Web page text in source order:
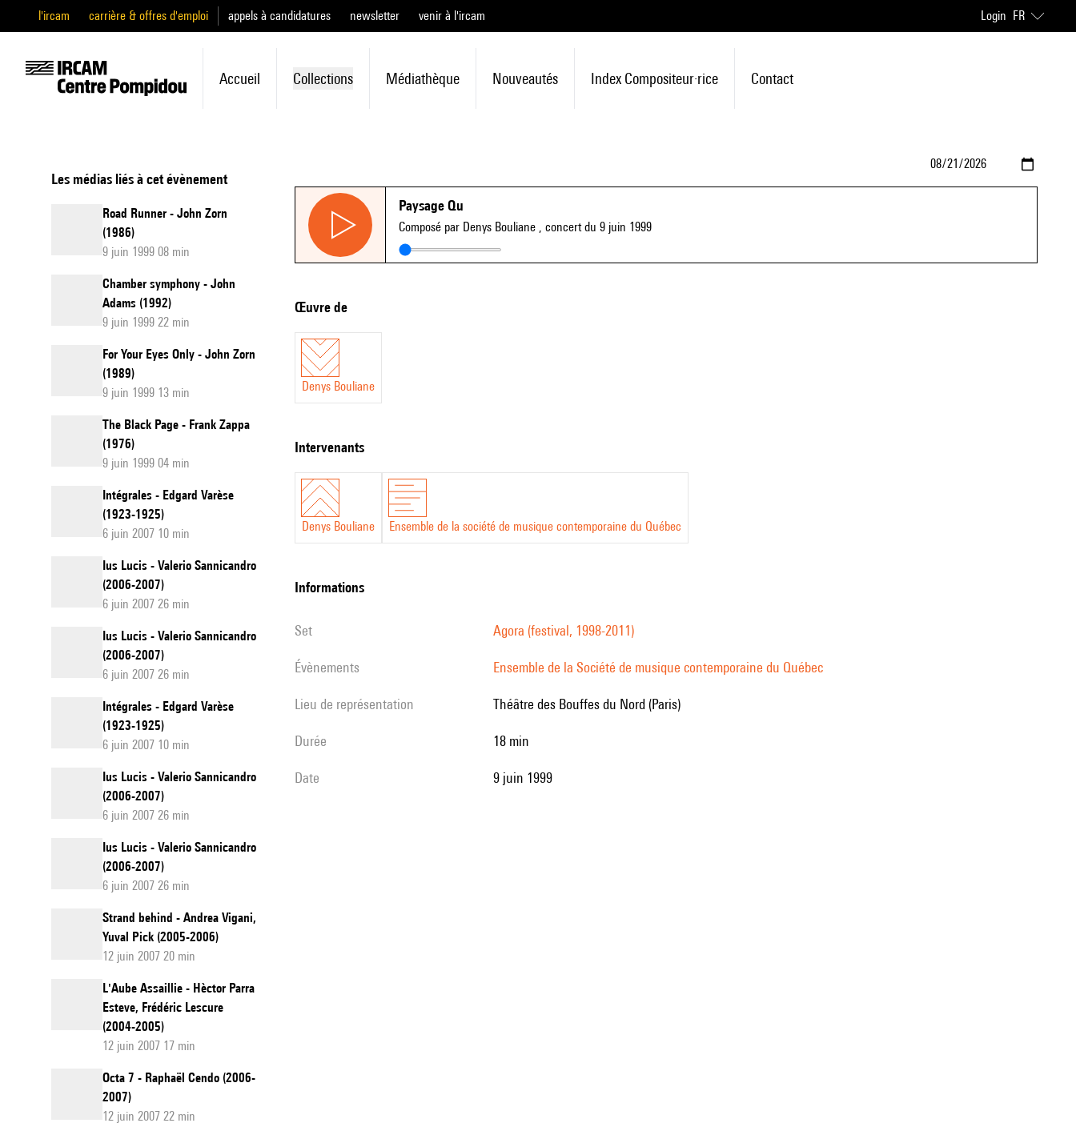
l'ircam carrière & offres d'emploi appels à candidatures newsletter venir à l'ircam Login FR
Accueil Collections Médiathèque Nouveautés Index Compositeur·rice Contact
Les médias liés à cet évènement
Road Runner - John Zorn
(1986)
9 juin 1999 08 min
Chamber symphony - John
Adams (1992)
9 juin 1999 22 min
For Your Eyes Only - John Zorn
(1989)
9 juin 1999 13 min
The Black Page - Frank Zappa
(1976)
9 juin 1999 04 min
Intégrales - Edgard Varèse
(1923-1925)
6 juin 2007 10 min
Ius Lucis - Valerio Sannicandro
(2006-2007)
6 juin 2007 26 min
Ius Lucis - Valerio Sannicandro
(2006-2007)
6 juin 2007 26 min
Intégrales - Edgard Varèse
(1923-1925)
6 juin 2007 10 min
Ius Lucis - Valerio Sannicandro
(2006-2007)
6 juin 2007 26 min
Ius Lucis - Valerio Sannicandro
(2006-2007)
6 juin 2007 26 min
Strand behind - Andrea Vigani,
Yuval Pick (2005-2006)
12 juin 2007 20 min
L'Aube Assaillie - Hèctor Parra
Esteve, Frédéric Lescure
(2004-2005)
12 juin 2007 17 min
Octa 7 - Raphaël Cendo (2006-
2007)
12 juin 2007 22 min
Paysage Qu
Composé par Denys Bouliane , concert du 9 juin 1999
Œuvre de
Denys Bouliane
intervenants
Denys Bouliane Ensemble de la société de musique contemporaine du Québec
informations
set Agora (festival, 1998-2011)
évènements Ensemble de la Société de musique contemporaine du Québec
Lieu de représentation Théâtre des Bouffes du Nord (Paris)
durée 18 min
date 9 juin 1999